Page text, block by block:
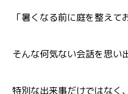
「暑くなる前に庭を整えて
そんな何気ない会話を思い
特別な出来事だけではなく